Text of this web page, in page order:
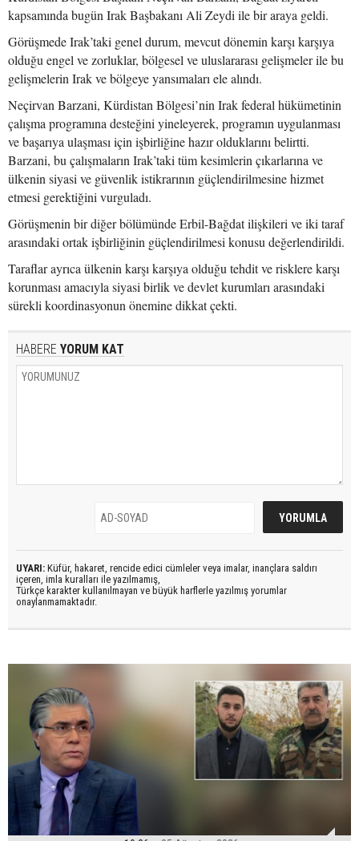
kapsamında bugün Irak Başbakanı Ali Zeydi ile bir araya geldi.
Görüşmede Irak’taki genel durum, mevcut dönemin karşı karşıya
olduğu engel ve zorluklar, bölgesel ve uluslararası gelişmeler ile bu
gelişmelerin Irak ve bölgeye yansımaları ele alındı.
Neçirvan Barzani, Kürdistan Bölgesi’nin Irak federal hükümetinin
çalışma programına desteğini yineleyerek, programın uygulanması
ve başarıya ulaşması için işbirliğine hazır olduklarını belirtti.
Barzani, bu çalışmaların Irak’taki tüm kesimlerin çıkarlarına ve
ülkenin siyasi ve güvenlik istikrarının güçlendirilmesine hizmet
etmesi gerektiğini vurguladı.
Görüşmenin bir diğer bölümünde Erbil-Bağdat ilişkileri ve iki taraf
arasındaki ortak işbirliğinin güçlendirilmesi konusu değerlendirildi.
Taraflar ayrıca ülkenin karşı karşıya olduğu tehdit ve risklere karşı
korunması amacıyla siyasi birlik ve devlet kurumları arasındaki
sürekli koordinasyonun önemine dikkat çekti.
HABERE YORUM KAT
UYARI: Küfür, hakaret, rencide edici cümleler veya imalar, inançlara saldırı
içeren, imla kuralları ile yazılmamış,
Türkçe karakter kullanılmayan ve büyük harflerle yazılmış yorumlar
onaylanmamaktadır.